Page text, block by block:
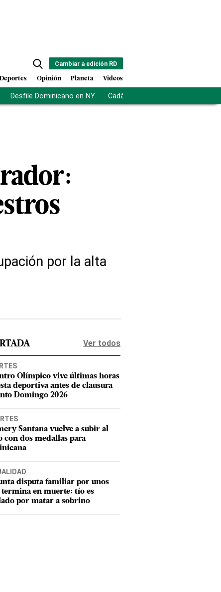
Cambiar a edición RD
Deportes Opinión Planeta Videos
Desfile Dominicano en NY Cadáveres en Chicago
por la alta
Ver todos
Olímpico vive últimas horas
deportiva antes de clausura
Domingo 2026
Santana vuelve a subir al
con dos medallas para
disputa familiar por unos
termina en muerte: tío es
por matar a sobrino